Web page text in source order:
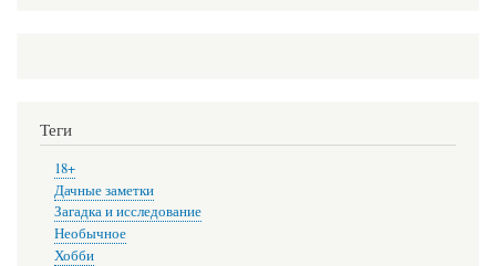
Теги
18+
Дачные заметки
Загадка и исследование
Необычное
Хобби